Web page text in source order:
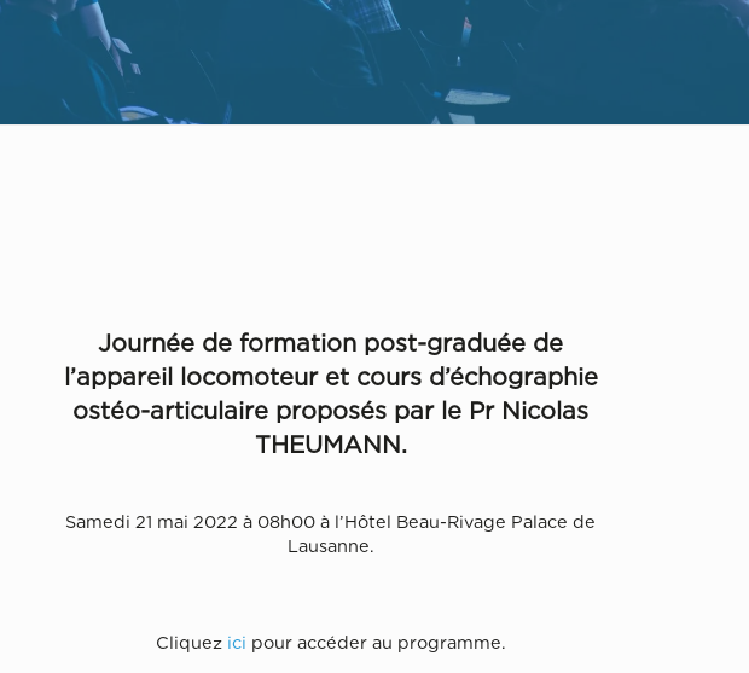
Journée de formation post-graduée de
l’appareil locomoteur et cours d’échographie
ostéo-articulaire proposés par le Pr Nicolas
THEUMANN.
Samedi 21 mai 2022 à 08h00 à l’Hôtel Beau-Rivage Palace de
Lausanne.
Cliquez ici pour accéder au programme.